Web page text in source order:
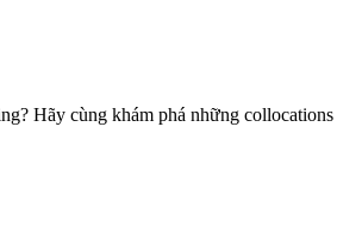
Hãy cùng khám phá những collocations